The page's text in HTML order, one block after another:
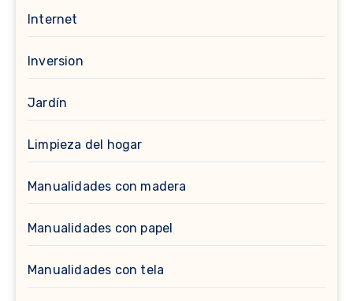
Internet
Inversion
Jardín
Limpieza del hogar
Manualidades con madera
Manualidades con papel
Manualidades con tela